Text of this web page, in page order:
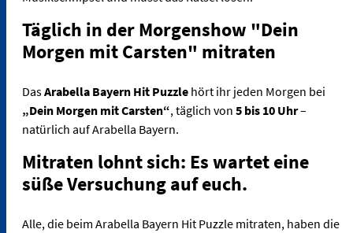
Täglich in der Morgenshow "Dein
Morgen mit Carsten" mitraten
DasArabella Bayern Hit Puzzle hört ihr jeden Morgen bei
„Dein Morgen mit Carsten“, täglich von 5 bis 10 Uhr–
natürlich auf Arabella Bayern.
Mitraten lohnt sich: Es wartet eine
süße Versuchung auf euch.
Alle, die beim Arabella Bayern Hit Puzzle mitraten, haben die